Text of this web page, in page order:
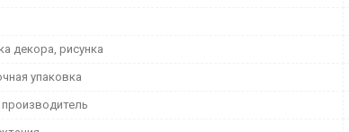
декора, рисунка
упаковка